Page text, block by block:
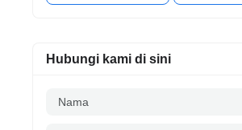
Hubungi kami di sini